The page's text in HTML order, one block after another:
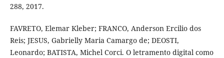
288, 2017.
FAVRETO, Elemar Kleber; FRANCO, Anderson Ercilio dos
Reis; JESUS, Gabrielly Maria Camargo de; DEOSTI,
Leonardo; BATISTA, Michel Corci. O letramento digital como